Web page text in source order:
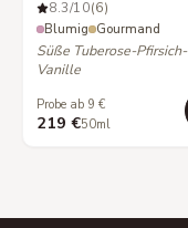
8.3/10(6)
Blumig Gourmand
Süße Tuberose-Pfirsich-
Vanille
Probe ab 9 €
219 €50ml